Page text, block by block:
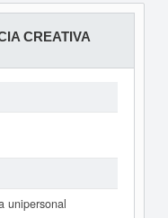
CREATIVA
unipersonal